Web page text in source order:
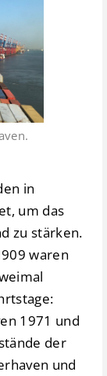
in
um das
zu stärken.
waren
1971 und
der
und